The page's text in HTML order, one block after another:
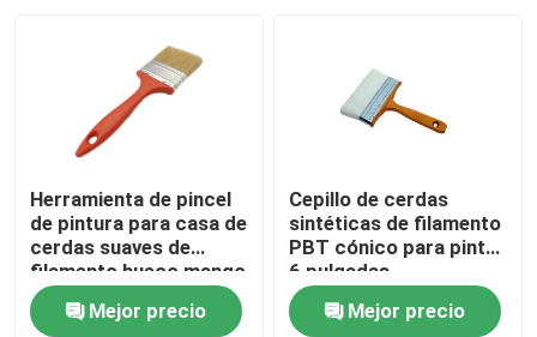
Visita a la fábrica
Control de Calidad
Contacto
noticias
Herramienta de pincel
de pintura para casa de
cerdas suaves de
filamento hueco mango
de plástico
Mejor precio
Cepillo de cerdas
sintéticas de filamento
PBT cónico para pintar
6 pulgadas
Mejor precio